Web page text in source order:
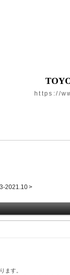
https://
2021.10 >
ます。